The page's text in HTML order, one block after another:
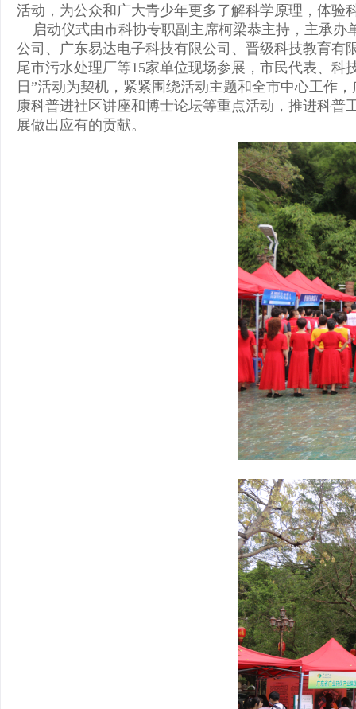
活动，为公众和广大青少年更多了解科学原理，体
启动仪式由市科协专职副主席柯梁恭主持，主承
公司、广东易达电子科技有限公司、晋级科技教育
尾市污水处理厂等15家单位现场参展，市民代表、科
日”活动为契机，紧紧围绕活动主题和全市中心工作
康科普进社区讲座和博士论坛等重点活动，推进科
展做出应有的贡献。